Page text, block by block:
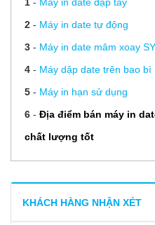
2- Máy in date tự động
3- Máy in date mâm xoay
4- Máy dập date trên bao bì
5- Máy in hạn sử dụng
6- Địa điểm bán máy in
chất lượng tốt
KHÁCH HÀNG NHẬN XÉT